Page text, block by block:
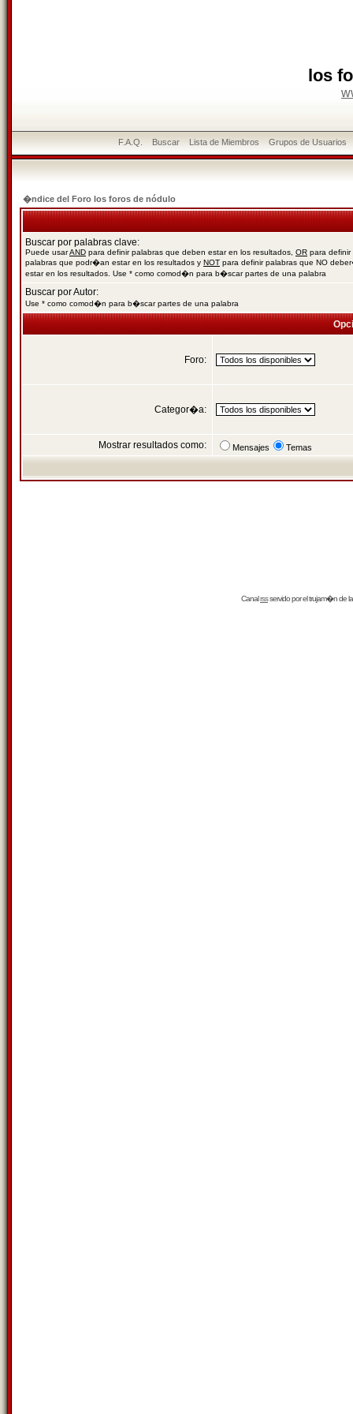
los
F.A.Q. Buscar Lista de Miembros Grupos de Usuarios
�ndice del Foro los foros de nódulo
Buscar por palabras clave:
Puede usarAND para definir palabras que deben estar en los resultados, OR para definir
palabras que podr�an estar en los resultados y NOT para definir palabras que NO
estar en los resultados. Use * como comod�n para b�scar partes de una palabra
Buscar por Autor:
Use * como comod�n para b�scar partes de una palabra
Foro:
Categor�a:
Mostrar resultados como: Mensajes Temas
Canalrssservido por eltrujam�nde